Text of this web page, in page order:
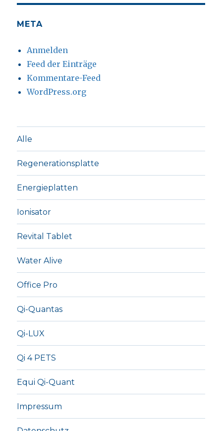
META
Anmelden
Feed der Einträge
Kommentare-Feed
WordPress.org
Alle
Regenerationsplatte
Energieplatten
Ionisator
Revital Tablet
Water Alive
Office Pro
Qi-Quantas
Qi-LUX
Qi 4 PETS
Equi Qi-Quant
Impressum